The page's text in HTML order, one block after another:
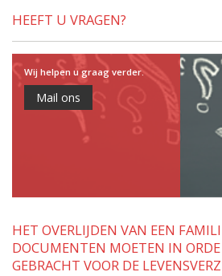
HET OVERLIJDEN VAN EEN
DOCUMENTEN MOETEN IN
GEBRACHT VOOR DE
HEEFT U VRAGEN?
Wij helpen u graag verder.
Mail ons